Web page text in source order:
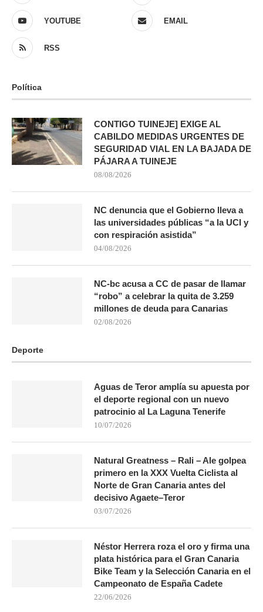
YOUTUBE EMAIL
RSS
Política
CONTIGO TUINEJE] EXIGE AL
CABILDO MEDIDAS URGENTES DE
SEGURIDAD VIAL EN LA BAJADA DE
PÁJARA A TUINEJE
08/08/2026
NC denuncia que el Gobierno lleva a
las universidades públicas “a la UCI y
con respiración asistida”
04/08/2026
NC-bc acusa a CC de pasar de llamar
“robo” a celebrar la quita de 3.259
millones de deuda para Canarias
02/08/2026
Deporte
Aguas de Teror amplía su apuesta por
el deporte regional con un nuevo
patrocinio al La Laguna Tenerife
10/07/2026
Natural Greatness – Rali – Ale golpea
primero en la XXX Vuelta Ciclista al
Norte de Gran Canaria antes del
decisivo Agaete–Teror
03/07/2026
Néstor Herrera roza el oro y firma una
plata histórica para el Gran Canaria
Bike Team y la Selección Canaria en el
Campeonato de España Cadete
22/06/2026